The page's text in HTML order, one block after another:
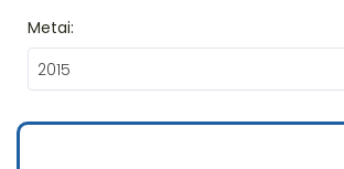
Metai:
2015